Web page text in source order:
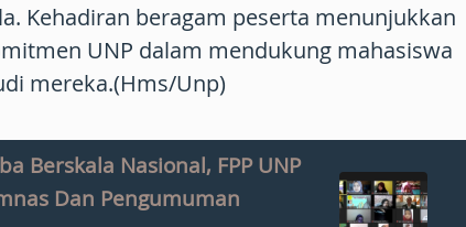
Kehadiran beragam peserta menunjukkan
UNP dalam mendukung mahasiswa
mereka.(Hms/Unp)
Berskala Nasional, FPP UNP
Dan Pengumuman